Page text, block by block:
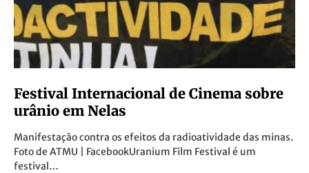
Festival Internacional de Cinema sobre
urânio em Nelas
Manifestação contra os efeitos da radioatividade das minas.
Foto de ATMU | FacebookUranium Film Festival é um
festival…